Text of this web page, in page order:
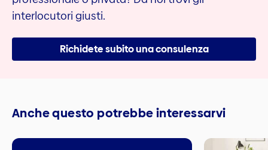
interlocutori giusti.
Richidete subito una consulenza
Anche questo potrebbe interessarvi